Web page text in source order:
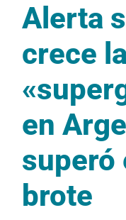
Alerta
crece
en
superó
brote